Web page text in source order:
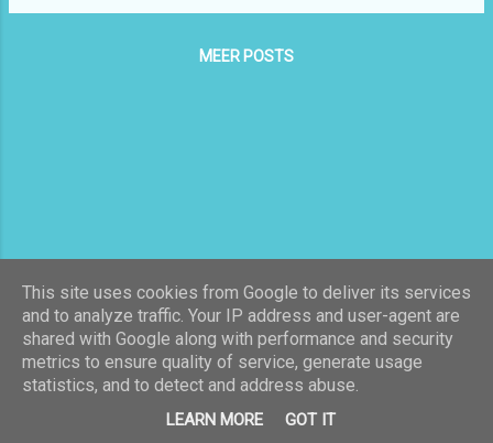
Verder heb ik nog een top gemaakt van
afmaken daar moet ik eerst nog stof bij
MEER POSTS
Mogelijk gemaakt door Blogger
This site uses cookies from Google to deliver its services
and to analyze traffic. Your IP address and user-agent are
shared with Google along with performance and security
metrics to ensure quality of service, generate usage
statistics, and to detect and address abuse.
LEARN MORE GOT IT